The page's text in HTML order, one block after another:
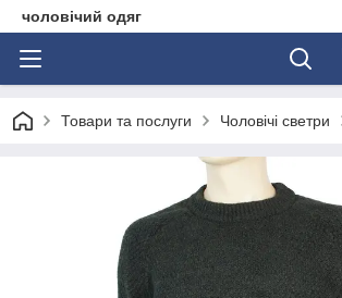
чоловічий одяг
Товари та послуги Чоловічі светри